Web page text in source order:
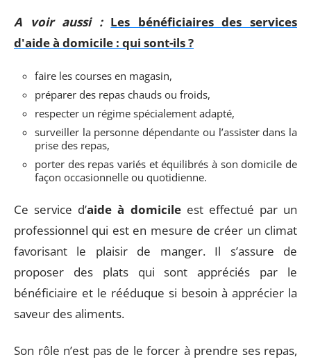
A voir aussi : Les bénéficiaires des services
d'aide à domicile : qui sont-ils ?
faire les courses en magasin,
préparer des repas chauds ou froids,
respecter un régime spécialement adapté,
surveiller la personne dépendante ou l’assister dans la
prise des repas,
porter des repas variés et équilibrés à son domicile de
façon occasionnelle ou quotidienne.
Ce service d’aide à domicileest effectué par un
professionnel qui est en mesure de créer un climat
favorisant le plaisir de manger. Il s’assure de
proposer des plats qui sont appréciés par le
bénéficiaire et le rééduque si besoin à apprécier la
saveur des aliments.
Son rôle n’est pas de le forcer à prendre ses repas,